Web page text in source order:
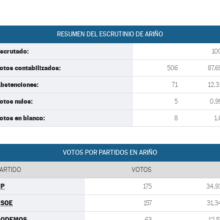
RESUMEN DEL ESCRUTINIO DE ARIÑO
contabilizados: 506
71
nulos: 5
en blanco: 8
VOTOS POR PARTIDOS EN ARIÑO
VOTOS
175
157